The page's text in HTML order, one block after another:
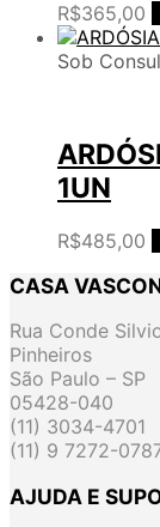
R$365,00
Sob
1UN
R$485,00
CASA
Rua Conde
Pinheiros
São Paulo – SP
05428-040
(11) 3034-4701
(11) 9 7272-
AJUDA E